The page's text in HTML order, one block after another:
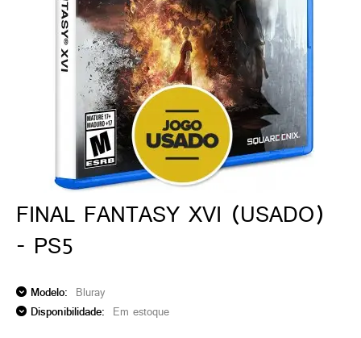
FINAL FANTASY XVI (USADO)
- PS5
Modelo: Bluray
Disponibilidade: Em estoque